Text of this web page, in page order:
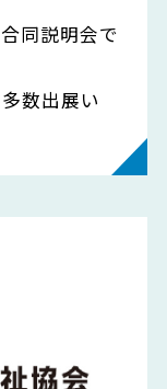
同説明会で
数出展い